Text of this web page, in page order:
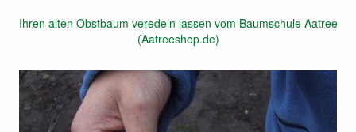
Ihren alten Obstbaum veredeln lassen vom Baumschule Aatree
(Aatreeshop.de)